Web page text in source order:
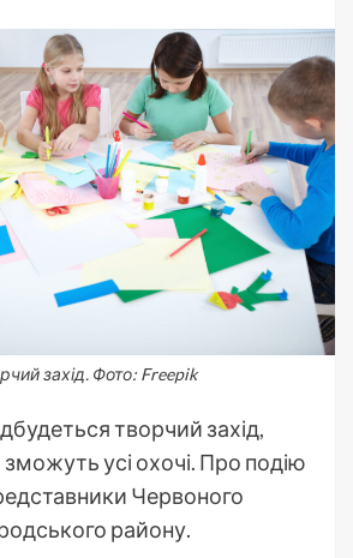
захід. Фото: Freepik
творчий захід,
зможуть усі охочі. Про подію
Червоного
району.